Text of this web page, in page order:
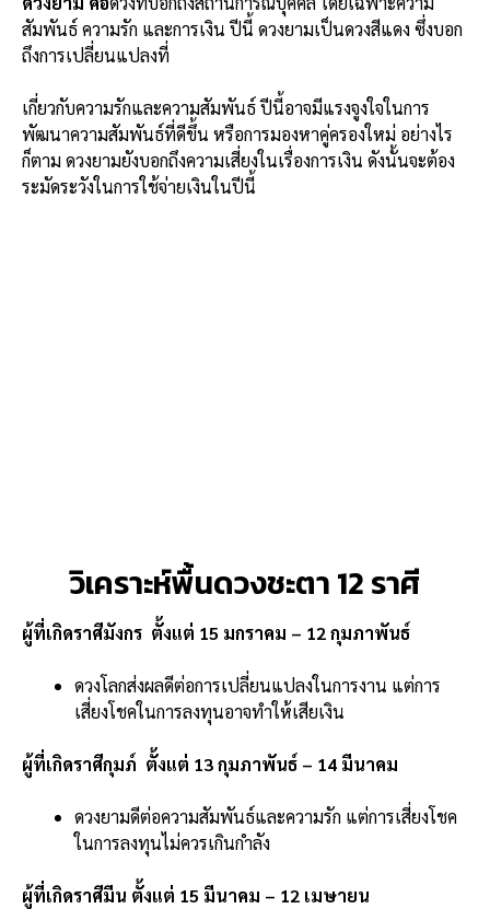
สัมพันธ์ ความรัก และการเงิน ปีนี้ ดวงยามเป็นดวงสีแดง ซึ่งบอก
ถึงการเปลี่ยนแปลงที่
เกี่ยวกับความรักและความสัมพันธ์ ปีนี้อาจมีแรงจูงใจในการ
พัฒนาความสัมพันธ์ที่ดีขึ้น หรือการมองหาคู่ครองใหม่ อย่างไร
ก็ตาม ดวงยามยังบอกถึงความเสี่ยงในเรื่องการเงิน ดังนั้นจะต้อง
ระมัดระวังในการใช้จ่ายเงินในปีนี้
วิเคราะห์พื้นดวงชะตา 12 ราศี
ผู้ที่เกิดราศีมังกร ตั้งแต่ 15 มกราคม – 12 กุมภาพันธ์
ดวงโลกส่งผลดีต่อการเปลี่ยนแปลงในการงาน แต่การ
เสี่ยงโชคในการลงทุนอาจทำให้เสียเงิน
ผู้ที่เกิดราศีกุมภ์ ตั้งแต่ 13 กุมภาพันธ์ – 14 มีนาคม
ดวงยามดีต่อความสัมพันธ์และความรัก แต่การเสี่ยงโชค
ในการลงทุนไม่ควรเกินกำลัง
ผู้ที่เกิดราศีมีน ตั้งแต่ 15 มีนาคม – 12 เมษายน